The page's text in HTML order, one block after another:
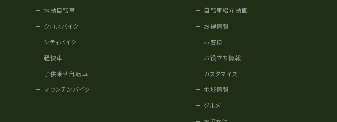
電動自転車
クロスバイク
シティバイク
軽快車
子供乗せ自転車
マウンテンバイク
自転車紹介動画
お得情報
お客様
お役立ち情報
カスタマイズ
地域情報
グルメ